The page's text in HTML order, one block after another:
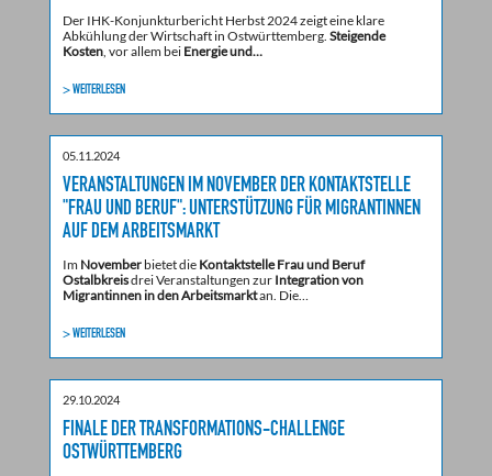
Der IHK-Konjunkturbericht Herbst 2024 zeigt eine klare
Abkühlung der Wirtschaft in Ostwürttemberg.Steigende
Kosten , vor allem bei Energie und…
> WEITERLESEN
05.11.2024
VERANSTALTUNGEN IM NOVEMBER DER KONTAKTSTELLE
"FRAU UND BERUF": UNTERSTÜTZUNG FÜR MIGRANTINNEN
AUF DEM ARBEITSMARKT
Im November bietet die Kontaktstelle Frau und Beruf
Ostalbkreisdrei Veranstaltungen zur Integration von
Migrantinnen in den Arbeitsmarktan. Die…
> WEITERLESEN
29.10.2024
FINALE DER TRANSFORMATIONS-CHALLENGE
OSTWÜRTTEMBERG